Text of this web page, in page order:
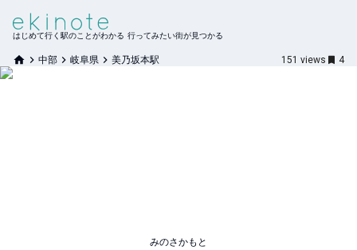
はじめて行く駅のことがわかる 行ってみたい街が見つかる
中部 岐阜県 美乃坂本駅 151 views 4
みのさかもと